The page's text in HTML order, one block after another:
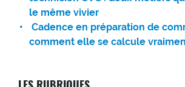
le même vivier
Cadence en préparation de
comment elle se calcule